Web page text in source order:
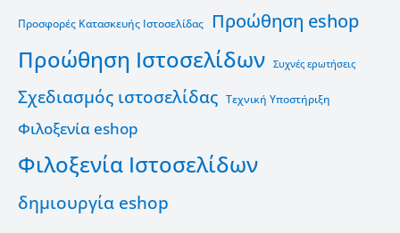
Προσφορές Κατασκευής Ιστοσελίδας Προώθηση eshop
Προώθηση Ιστοσελίδων Συχνές ερωτήσεις
Σχεδιασμός ιστοσελίδας Τεχνική Υποστήριξη
Φιλοξενία eshop
Φιλοξενία Ιστοσελίδων
δημιουργία eshop